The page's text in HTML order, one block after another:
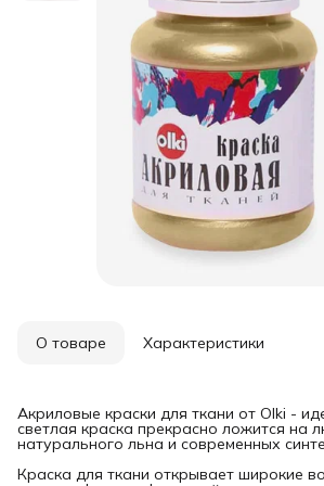
О товаре Характеристики
Акриловые краски для ткани от Olki -
светлая краска прекрасно ложится на
натурального льна и современных
Краска для ткани открывает широкие